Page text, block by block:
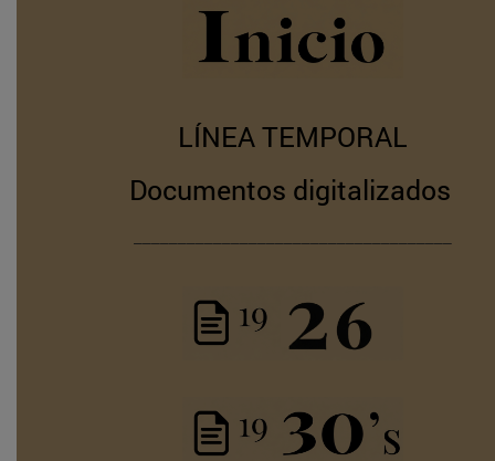
LÍNEA TEMPORAL
Documentos digitalizados